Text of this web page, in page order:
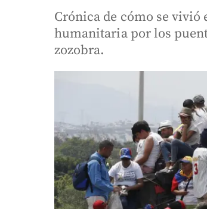
Crónica de cómo se vivió
humanitaria por los
zozobra.